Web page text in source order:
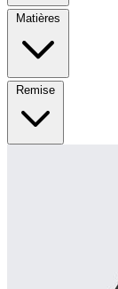
Matières
Remise